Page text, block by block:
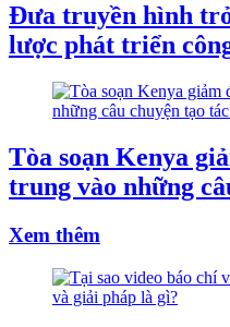
Đưa truyền hình
lược phát triển
Tòa soạn Kenya
trung vào những
Xem thêm